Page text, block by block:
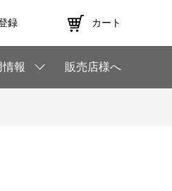
録 カート
報 販売店様へ